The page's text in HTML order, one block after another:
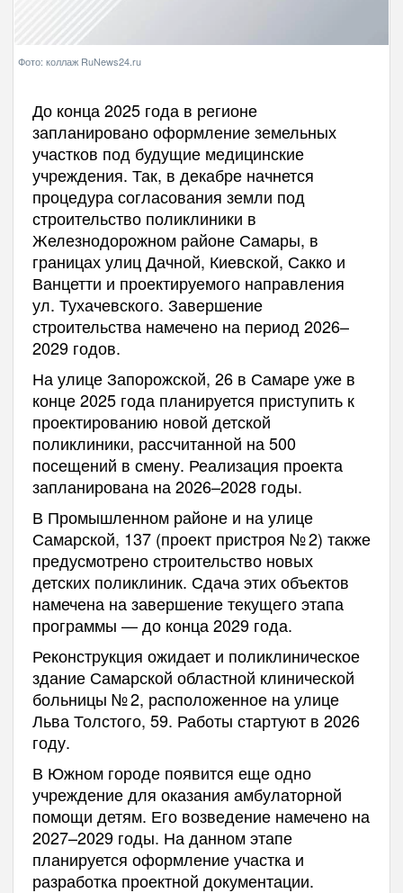
Фото: коллаж RuNews24.ru
До конца 2025 года в регионе
запланировано оформление земельных
участков под будущие медицинские
учреждения. Так, в декабре начнется
процедура согласования земли под
строительство поликлиники в
Железнодорожном районе Самары, в
границах улиц Дачной, Киевской, Сакко и
Ванцетти и проектируемого направления
ул. Тухачевского. Завершение
строительства намечено на период 2026–
2029 годов.
На улице Запорожской, 26 в Самаре уже в
конце 2025 года планируется приступить к
проектированию новой детской
поликлиники, рассчитанной на 500
посещений в смену. Реализация проекта
запланирована на 2026–2028 годы.
В Промышленном районе и на улице
Самарской, 137 (проект пристроя № 2) также
предусмотрено строительство новых
детских поликлиник. Сдача этих объектов
намечена на завершение текущего этапа
программы — до конца 2029 года.
Реконструкция ожидает и поликлиническое
здание Самарской областной клинической
больницы № 2, расположенное на улице
Льва Толстого, 59. Работы стартуют в 2026
году.
В Южном городе появится еще одно
учреждение для оказания амбулаторной
помощи детям. Его возведение намечено на
2027–2029 годы. На данном этапе
планируется оформление участка и
разработка проектной документации.